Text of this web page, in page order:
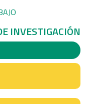
INVESTIGACIÓN